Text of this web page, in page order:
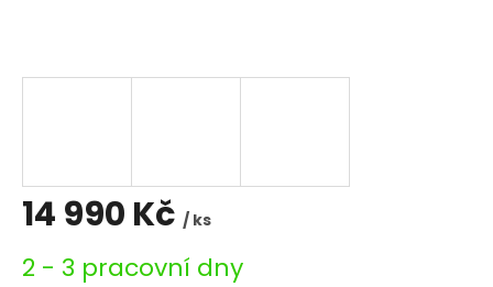
14 990 Kč / ks
cena:
2 - 3 pracovní dny